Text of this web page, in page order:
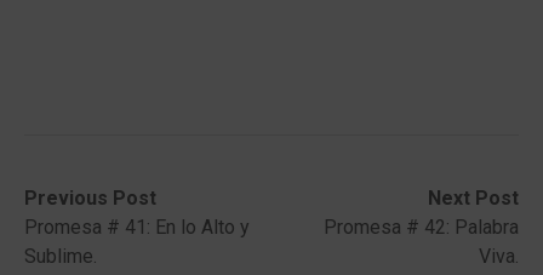
Post
navigation
Previous Post
Previous
post:Promesa # 41: En lo Alto y
Sublime.
Next Post
Next
post:
Promesa # 42: Palabra
Viva.